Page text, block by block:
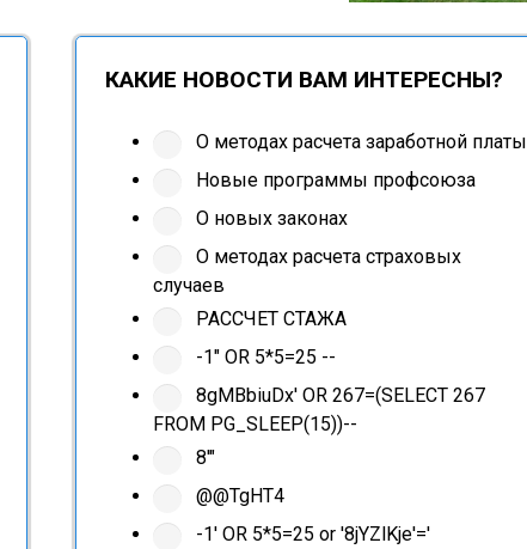
КАКИЕ НОВОСТИ ВАМ ИНТЕРЕСНЫ?
О методах расчета заработной платы
Новые программы профсоюза
О новых законах
О методах расчета страховых
случаев
РАССЧЕТ СТАЖА
-1" OR 5*5=25 --
8gMBbiuDx' OR 267=(SELECT 267
FROM PG_SLEEP(15))--
8'"
@@TgHT4
-1' OR 5*5=25 or '8jYZlKje'='